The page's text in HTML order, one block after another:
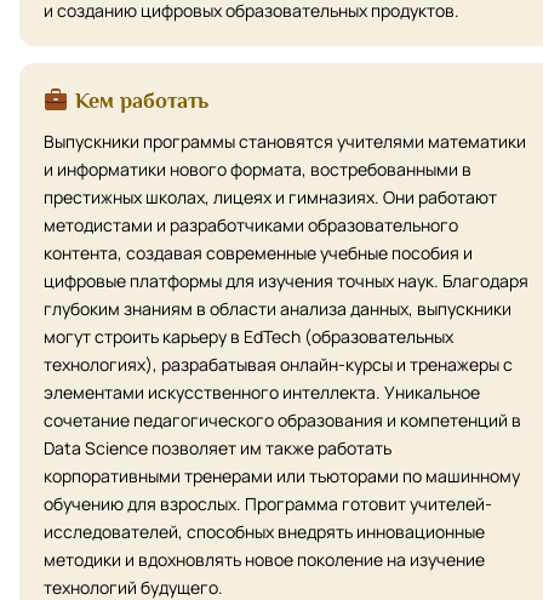
и созданию цифровых образовательных продуктов.
Кем работать
Выпускники программы становятся учителями математики
и информатики нового формата, востребованными в
престижных школах, лицеях и гимназиях. Они работают
методистами и разработчиками образовательного
контента, создавая современные учебные пособия и
цифровые платформы для изучения точных наук. Благодаря
глубоким знаниям в области анализа данных, выпускники
могут строить карьеру в EdTech (образовательных
технологиях), разрабатывая онлайн-курсы и тренажеры с
элементами искусственного интеллекта. Уникальное
сочетание педагогического образования и компетенций в
Data Science позволяет им также работать
корпоративными тренерами или тьюторами по машинному
обучению для взрослых. Программа готовит учителей-
исследователей, способных внедрять инновационные
методики и вдохновлять новое поколение на изучение
технологий будущего.